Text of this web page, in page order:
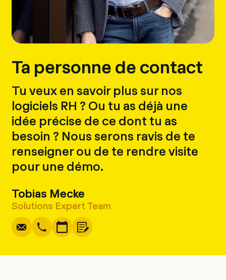
Ta personne de contact
Tu veux en savoir plus sur nos
logiciels RH ? Ou tu as déjà une
idée précise de ce dont tu as
besoin ? Nous serons ravis de te
renseigner ou de te rendre visite
pour une démo.
Tobias Mecke
Solutions Expert Team
Écrire Copier
Appel Copier